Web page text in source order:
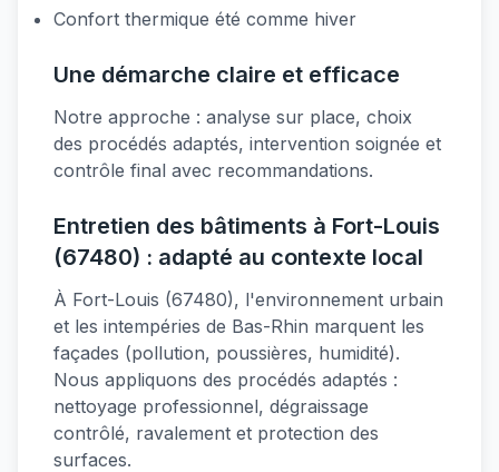
Confort thermique été comme hiver
Une démarche claire et efficace
Notre approche : analyse sur place, choix
des procédés adaptés, intervention soignée et
contrôle final avec recommandations.
Entretien des bâtiments à Fort-Louis
(67480) : adapté au contexte local
À Fort-Louis (67480), l'environnement urbain
et les intempéries de Bas-Rhin marquent les
façades (pollution, poussières, humidité).
Nous appliquons des procédés adaptés :
nettoyage professionnel, dégraissage
contrôlé, ravalement et protection des
surfaces.